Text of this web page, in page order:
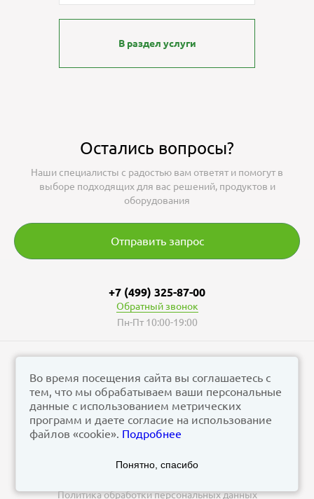
В раздел услуги
Остались вопросы?
Наши специалисты с радостью вам ответят и помогут в
выборе подходящих для вас решений, продуктов и
оборудования
Отправить запрос
© vizzion.ru, 2026
corp@vizzion.ru
Задать вопрос в чат Телеграм
Задать вопрос в МАКС
+7 (499) 325-87-00
Обратный звонок
Пн-Пт 10:00-19:00
Политика обработки персональных данных
Во время посещения сайта вы соглашаетесь с
тем, что мы обрабатываем ваши персональные
данные с использованием метрических
программ и даете согласие на использование
файлов «cookie». Подробнее
Понятно, спасибо